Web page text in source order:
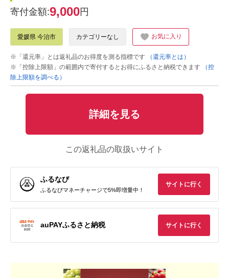
寄付金額:9,000円
愛媛県 今治市 カテゴリーなし お気に入り
※「還元率」とは返礼品のお得度を測る指標です
（還元率とは）
※「控除上限額」の範囲内で寄付するとお得にふるさと納税できます
（控
除上限額を調べる）
詳細を見る
この返礼品の取扱いサイト
ふるなび
ふるなびマネーチャージで5%即増量中！
サイトに行く
auPAYふるさと納税 サイトに行く